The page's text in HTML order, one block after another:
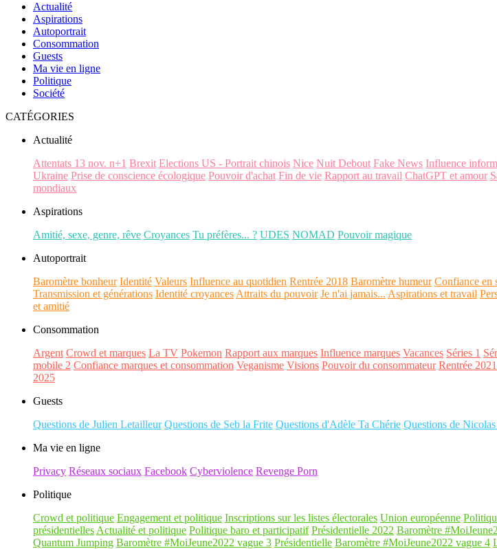
Actualité
Aspirations
Autoportrait
Consommation
Guests
Ma vie en ligne
Politique
Société
CATÉGORIES
Actualité
Attentats 13 nov. n+1 Brexit Elections US - Portrait chinois Nice Nuit Debout Fake News Influence
Ukraine Prise de conscience écologique Pouvoir d'achat Fin de vie Rapport au travail ChatGPT et amour
mondiaux
Aspirations
Amitié, sexe, genre, rêve Croyances Tu préfères... ? UDES NOMAD Pouvoir magique
Autoportrait
Baromètre bonheur Identité Valeurs Influence au quotidien Rentrée 2018 Baromètre humeur Confiance en
Transmission et générations Identité croyances Attraits du pouvoir Je n'ai jamais... Aspirations et travail
et amitié
Consommation
Argent Crowd et marques La TV Pokemon Rapport aux marques Influence marques Vacances Séries 1
mobile 2 Confiance marques et consommation Veganisme Visions Pouvoir du consommateur Rentrée
2025
Guests
Questions de Julien Letailleur Questions de Seb la Frite Questions d'Adèle Ta Chérie Questions de
Ma vie en ligne
Privacy Réseaux sociaux Facebook Cyberviolence Revenge Porn
Politique
Crowd et politique Engagement et politique Inscriptions sur les listes électorales Union européenne
présidentielles Actualité et politique Politique baro et participatif Présidentielle 2022 Baromètre
Quantum Jumping Baromètre #MoiJeune2022 vague 3 Présidentielle Baromètre #MoiJeune2022 vague 4